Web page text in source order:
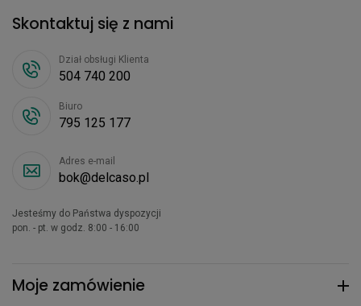
Moje zamówienie
Skontaktuj się z nami
Dział obsługi Klienta
504 740 200
Biuro
795 125 177
Adres e-mail
bok@delcaso.pl
Jesteśmy do Państwa dyspozycji
pon. - pt. w godz. 8:00 - 16:00